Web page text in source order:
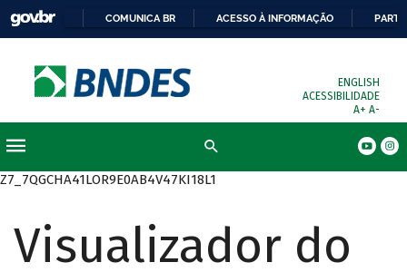
COMUNICA BR ACESSO À INFORMAÇÃO
ENGLISH
ACESSIBILIDADE
A+ A-
Z7_7QGCHA41LOR9E0AB4V47KI18L1
Visualizador do